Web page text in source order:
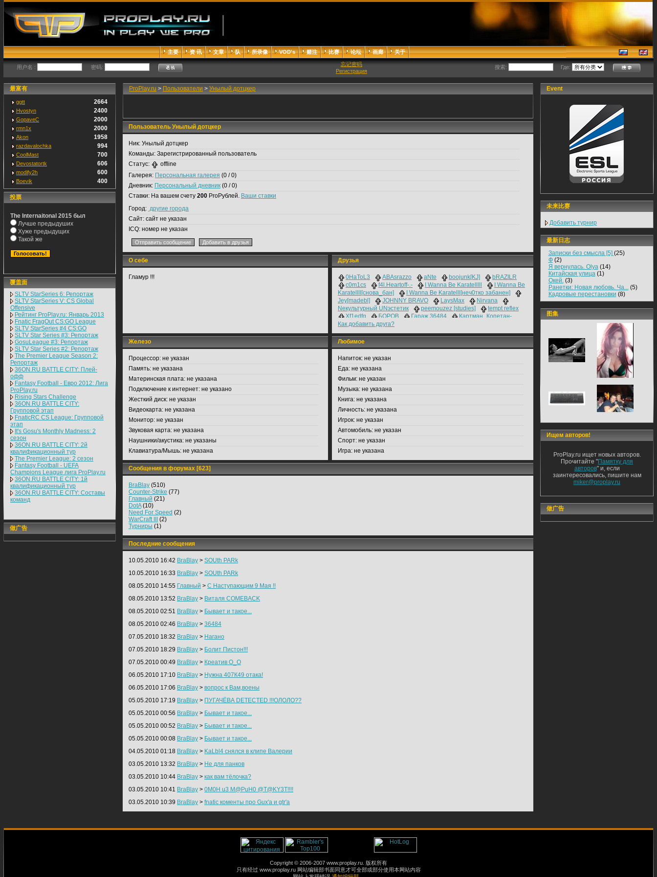
主要 资 讯 文章 队 所录像 VOD's 赌注 比赛 论坛 画廊 关于
用户名 : 密码:
忘记密码
Регистрация
搜索: Где:
最富有
ggtt 2664
Hvostyn 2400
GopaveC 2000
rmn1x 2000
Akon 1958
razdavalochka 994
CoolMast 700
Devostatortk 606
modify2h 600
Boevik 400
投票
The Internaitonal 2015 был
Лучше предыдуших
Хуже предыдущих
Такой же
覆盖面
SLTV StarSeries 6: Репортаж
SLTV StarSeries V: CS Global
Offensive
Рейтинг ProPlay.ru: Январь 2013
Fnatic FragOut CS:GO League
SLTV StarSeries #4 CS:GO
SLTV Star Series #3: Репортаж
GosuLeague #3: Репортаж
SLTV Star Series #2: Репортаж
The Premier League Season 2:
Репортаж
36ON.RU BATTLE CITY: Плей-
офф
Fantasy Football - Евро 2012: Лига
ProPlay.ru
Rising Stars Challenge
36ON.RU BATTLE CITY:
Групповой этап
FnaticRC CS League: Групповой
этап
It's Gosu's Monthly Madness: 2
сезон
36ON.RU BATTLE CITY: 2й
квалификационный тур
The Premier League: 2 cезон
Fantasy Football - UEFA
Champions League лига ProPlay.ru
36ON.RU BATTLE CITY: 1й
квалификационный тур
36ON.RU BATTLE CITY: Составы
команд
做广告
ProPlay.ru > Пользователи > Унылый дотцкер
Пользователь Унылый дотцкер
Ник: Унылый дотцкер
Команды: Зарегистрированный пользователь
Статус:
offline
Галерея: Персональная галерея (0 / 0)
Дневник: Персональный дневник (0 / 0)
Ставки: На вашем счету 200 ProРублей. Ваши ставки
Город: другие города
Сайт: сайт не указан
ICQ: номер не указан
О себе
Гламур !!!
Друзья
0HaToL3 ABAsrazzo aNte boojunk[KJ]
bRAZILR
c0m1cs
f4l.Heartoff-.- I Wanna Be Karatelllll
I Wanna Be
Karatellll[снова_бан]
I Wanna Be Karatelll[неч0тко забанен]
Jey[madebl]
JOНNNY BRAVO LаysMax
Nirvana
Nекультурный UNэстетик
peemouzez [studies]
tempt reflex
Xf1edfg
БОРОВ Гараж 36484
Картман_Копетан-
Очевидность
Никита Джигурда aka drz
Полезняшкuн
Я плачу от см3ха ЯПОС
Как добавить друга?
Железо
Процессор: не указан
Память: не указана
Материнская плата: не указана
Подключение к интернет: не указано
Жесткий диск: не указан
Видеокарта: не указана
Монитор: не указан
Звуковая карта: не указана
Наушники/акустика: не указаны
Клавиатура/Мышь: не указана
Любимое
Напиток: не указан
Еда: не указана
Фильм: не указан
Музыка: не указана
Книга: не указана
Личность: не указана
Игрок: не указан
Автомобиль: не указан
Спорт: не указан
Игра: не указана
Сообщения в форумах [623]
BraBlay (510)
Counter-Strike (77)
Главный (21)
DotA(10)
Need For Speed (2)
WarCraft III
(2)
Турниры (1)
Последние сообщения
10.05.2010 16:42 BraBlay > SOUth PARk
10.05.2010 16:33 BraBlay > SOUth PARk
08.05.2010 14:55 Главный > С Наступающим 9 Мая !!
08.05.2010 13:52 BraBlay > Виталя COMEBACK
08.05.2010 02:51 BraBlay > Бывает и такое...
08.05.2010 02:46 BraBlay > 36484
07.05.2010 18:32 BraBlay > Нагано
07.05.2010 18:29 BraBlay > Болит Пистон!!!
07.05.2010 00:49 BraBlay > Креатив О_О
06.05.2010 17:10 BraBlay > Нужна 407К49 отака!
06.05.2010 17:06 BraBlay > вопрос к Вам,воены
05.05.2010 17:19 BraBlay > ПУГАЧЁВА DETECTED !!!ОЛОЛО??
05.05.2010 00:56 BraBlay > Бывает и такое...
05.05.2010 00:52 BraBlay > Бывает и такое...
05.05.2010 00:08 BraBlay > Бывает и такое...
04.05.2010 01:18 BraBlay > KaLbl4 снялся в клипе Валерии
03.05.2010 13:32 BraBlay > Не для панков
03.05.2010 10:44 BraBlay > как вам тёлочка?
03.05.2010 10:41 BraBlay > 0M0H u3 M@PuH0 @T@KY3T!!!!
03.05.2010 10:39 BraBlay > fnatic коменты про Gux'a и gtr'a
Event
未来比赛
Добавить турнир
最新日志
Записки без смысла [5] (25)
Ф(2)
Я вернулась. Olya(14)
Китайская улица(1)
Окей.(3)
Ранетки: Новая любовь. Ча...(5)
Кадровые перестановки (8)
图集
Ищем авторов!
ProPlay.ru ищет новых авторов.
Прочитайте "Памятку для
авторов" и, если
заинтересовались, пишите нам
miker@proplay.ru
做广告
Copyright © 2006-2007 www.proplay.ru. 版权所有
只有经过 www.proplay.ru 网站编辑部书面同意才可全部或部分使用本网站内容